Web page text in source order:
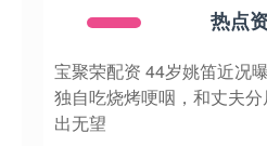
热点
宝聚荣配资 44岁姚笛近况
独自吃烧烤哽咽，和丈夫分
出无望